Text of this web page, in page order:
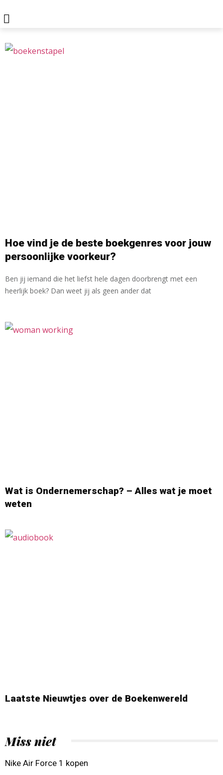
Hoe vind je de beste boekgenres voor jouw
persoonlijke voorkeur?
Ben jij iemand die het liefst hele dagen doorbrengt met een
heerlijk boek? Dan weet jij als geen ander dat
Wat is Ondernemerschap? – Alles wat je moet
weten
Laatste Nieuwtjes over de Boekenwereld
Miss niet
Nike Air Force 1 kopen